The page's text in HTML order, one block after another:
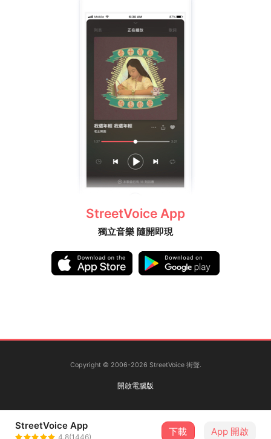
StreetVoice App
獨立音樂 隨開即現
Copyright © 2006-2026 StreetVoice 街聲.
開啟電腦版
StreetVoice App
4.8(1446) 下載 App 開啟